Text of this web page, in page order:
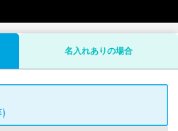
名入れありの場合